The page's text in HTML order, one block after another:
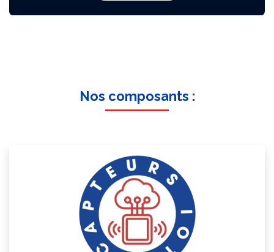
Nos composants :